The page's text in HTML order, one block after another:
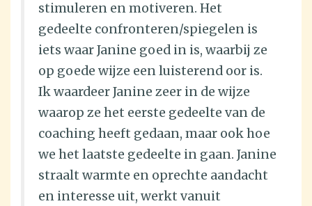
stimuleren en motiveren. Het
gedeelte confronteren/spiegelen is
iets waar Janine goed in is, waarbij ze
op goede wijze een luisterend oor is.
Ik waardeer Janine zeer in de wijze
waarop ze het eerste gedeelte van de
coaching heeft gedaan, maar ook hoe
we het laatste gedeelte in gaan. Janine
straalt warmte en oprechte aandacht
en interesse uit, werkt vanuit